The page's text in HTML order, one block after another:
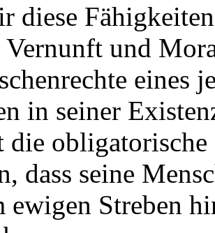
diese
und
eines
in seiner
dass seine
ewigen Streben